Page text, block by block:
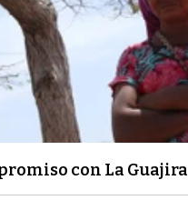
con La Guajira